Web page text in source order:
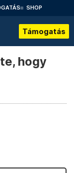
SHOP
Támogatás
hogy